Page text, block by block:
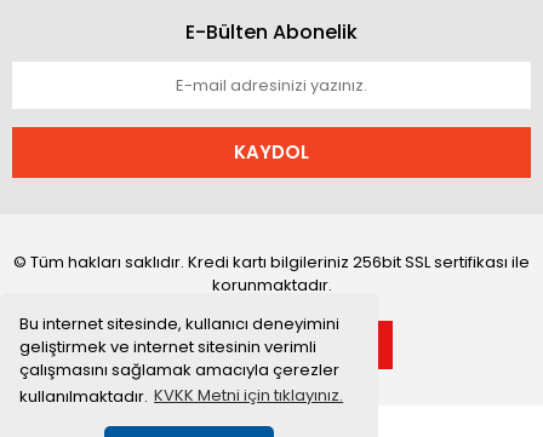
Bu internet sitesinde, kullanıcı deneyimini
geliştirmek ve internet sitesinin verimli
çalışmasını sağlamak amacıyla çerezler
kullanılmaktadır. KVKK Metni için tıklayınız.
E-Bülten Abonelik
KAYDOL
© Tüm hakları saklıdır. Kredi kartı bilgileriniz 256bit SSL sertifikası ile
korunmaktadır.